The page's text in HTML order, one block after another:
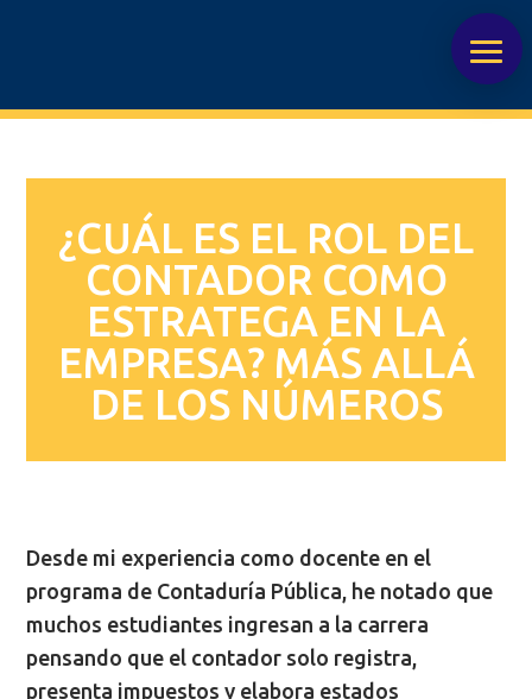
¿CUÁL ES EL ROL DEL
CONTADOR COMO
ESTRATEGA EN LA
EMPRESA? MÁS ALLÁ
DE LOS NÚMEROS
Desde mi experiencia como docente en el
programa de Contaduría Pública, he notado que
muchos estudiantes ingresan a la carrera
pensando que el contador solo registra,
presenta impuestos y elabora estados